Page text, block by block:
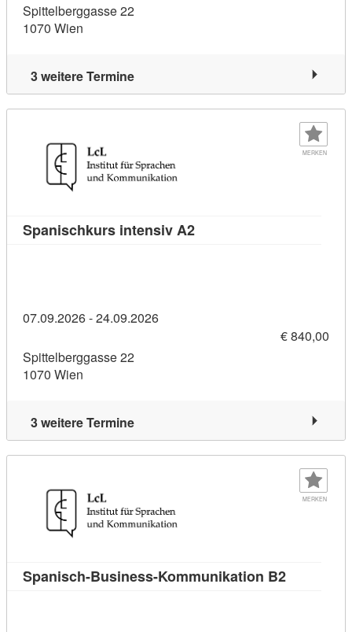
Spittelberggasse 22
1070 Wien
3 weitere Termine
MERKEN
Spanischkurs intensiv A2Kursdetail: Spanischkurs
07.09.2026 - 24.09.2026
€ 840,00
Spittelberggasse 22
1070 Wien
3 weitere Termine
MERKEN
Spanisch-Business-Kommunikation B2